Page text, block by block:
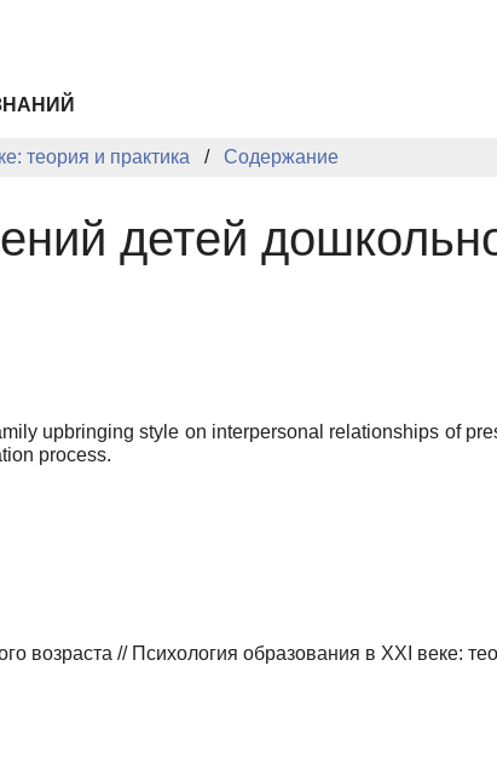
теория и практика Содержание
детей
upbringing style on interpersonal relationships of
process.
возраста // Психология образования в XXI веке: